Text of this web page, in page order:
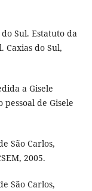
Sul. Estatuto da
Caxias do Sul,
a Gisele
de Gisele
São Carlos,
2005.
São Carlos,